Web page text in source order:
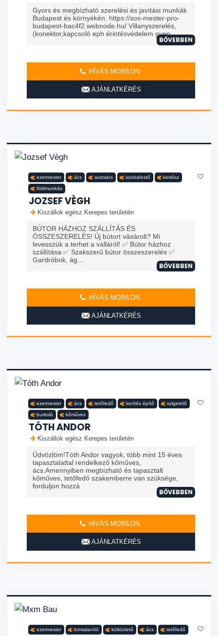
Gyors és megbízható szerelési és javítási munkák
Budapest és környékén. https://sos-mester-pro-
budapest-bac4f2.webnode.hu/ Villanyszerelés,
(konektor,kapcsoló eph érintésvédelem gyen...
BŐVEBBEN
HÍVÁS MOBILON
AJÁNLATKÉRÉS
ezermester ács asztalos szobafestő kertész
földmunkás
JOZSEF VÈGH
Kiszállok egész Kerepes területén
BÚTOR HÁZHOZ SZÁLLÍTÁS ÉS
ÖSSZESZERELÉS! Új bútort vásárolt? Mi
levesszük a terhet a válláról! ✅ Bútor házhoz
szállítása ✅ Szakszerű bútor összeszerelés ✅
Gardróbok, ág...
BŐVEBBEN
HÍVÁS MOBILON
AJÁNLATKÉRÉS
ezermester ács tetőfedő kerítés építő szigetelő
burkoló kőműves
TÓTH ANDOR
Kiszállok egész Kerepes területén
Üdvözlöm!Tóth Andor vagyok, több mint 15 éves
tapasztalattal rendelkező kőműves,
ács.Amennyiben megbízható és tapasztalt
kőműves, tetőfedő szakemberre van szüksége,
forduljon hozzá
BŐVEBBEN
HÍVÁS MOBILON
AJÁNLATKÉRÉS
ezermester lomtalanító költöztető ács tetőfedő